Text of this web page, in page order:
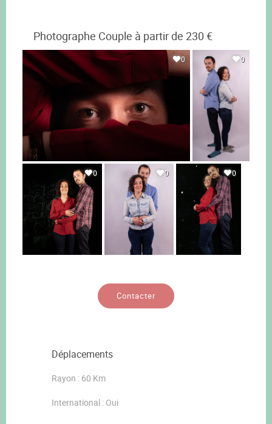
Photographe Couple à partir de 230 €
0 0
0 0 0
Contacter
Déplacements
Rayon : 60 Km
International : Oui